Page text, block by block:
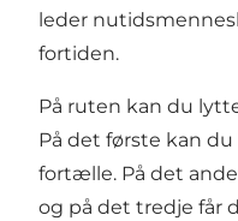
leder
fortiden.
På ruten kan du
På det første kan
fortælle. På det
og på det tredje får